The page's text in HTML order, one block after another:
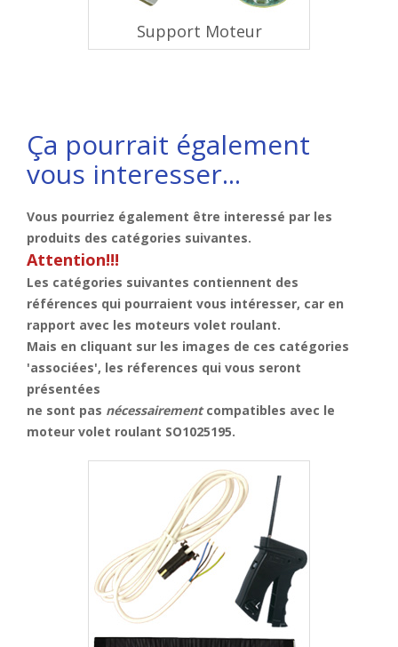
Support Moteur
Ça pourrait également
vous interesser...
Vous pourriez également être interessé par les
produits des catégories suivantes.
Attention!!!
Les catégories suivantes contiennent des
références qui pourraient vous intéresser, car en
rapport avec les moteurs volet roulant.
Mais en cliquant sur les images de ces catégories
'associées', les réferences qui vous seront
présentées
ne sont pas nécessairementcompatibles avec le
moteur volet roulant SO1025195.